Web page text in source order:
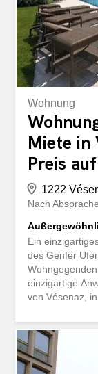
Wohnung
Miete in
Preis
1222
Nach Absprache
Ein
des Genfer
einzigartige
von Vésenaz,
Zugang zum
grossen
Residenz von
elegante